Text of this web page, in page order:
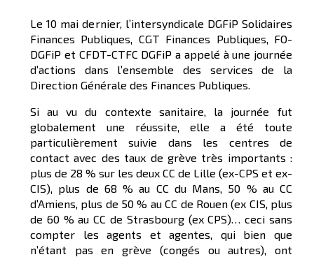
Le 10 mai dernier, l’intersyndicale DGFiP Solidaires
Finances Publiques, CGT Finances Publiques, FO-
DGFiP et CFDT-CTFC DGFiP a appelé à une journée
d’actions dans l’ensemble des services de la
Direction Générale des Finances Publiques.
Si au vu du contexte sanitaire, la journée fut
globalement une réussite, elle a été toute
particulièrement suivie dans les centres de
contact avec des taux de grève très importants :
plus de 28 % sur les deux CC de Lille (ex-CPS et ex-
CIS), plus de 68 % au CC du Mans, 50 % au CC
d’Amiens, plus de 50 % au CC de Rouen (ex CIS, plus
de 60 % au CC de Strasbourg (ex CPS)… ceci sans
compter les agents et agentes, qui bien que
n’étant pas en grève (congés ou autres), ont